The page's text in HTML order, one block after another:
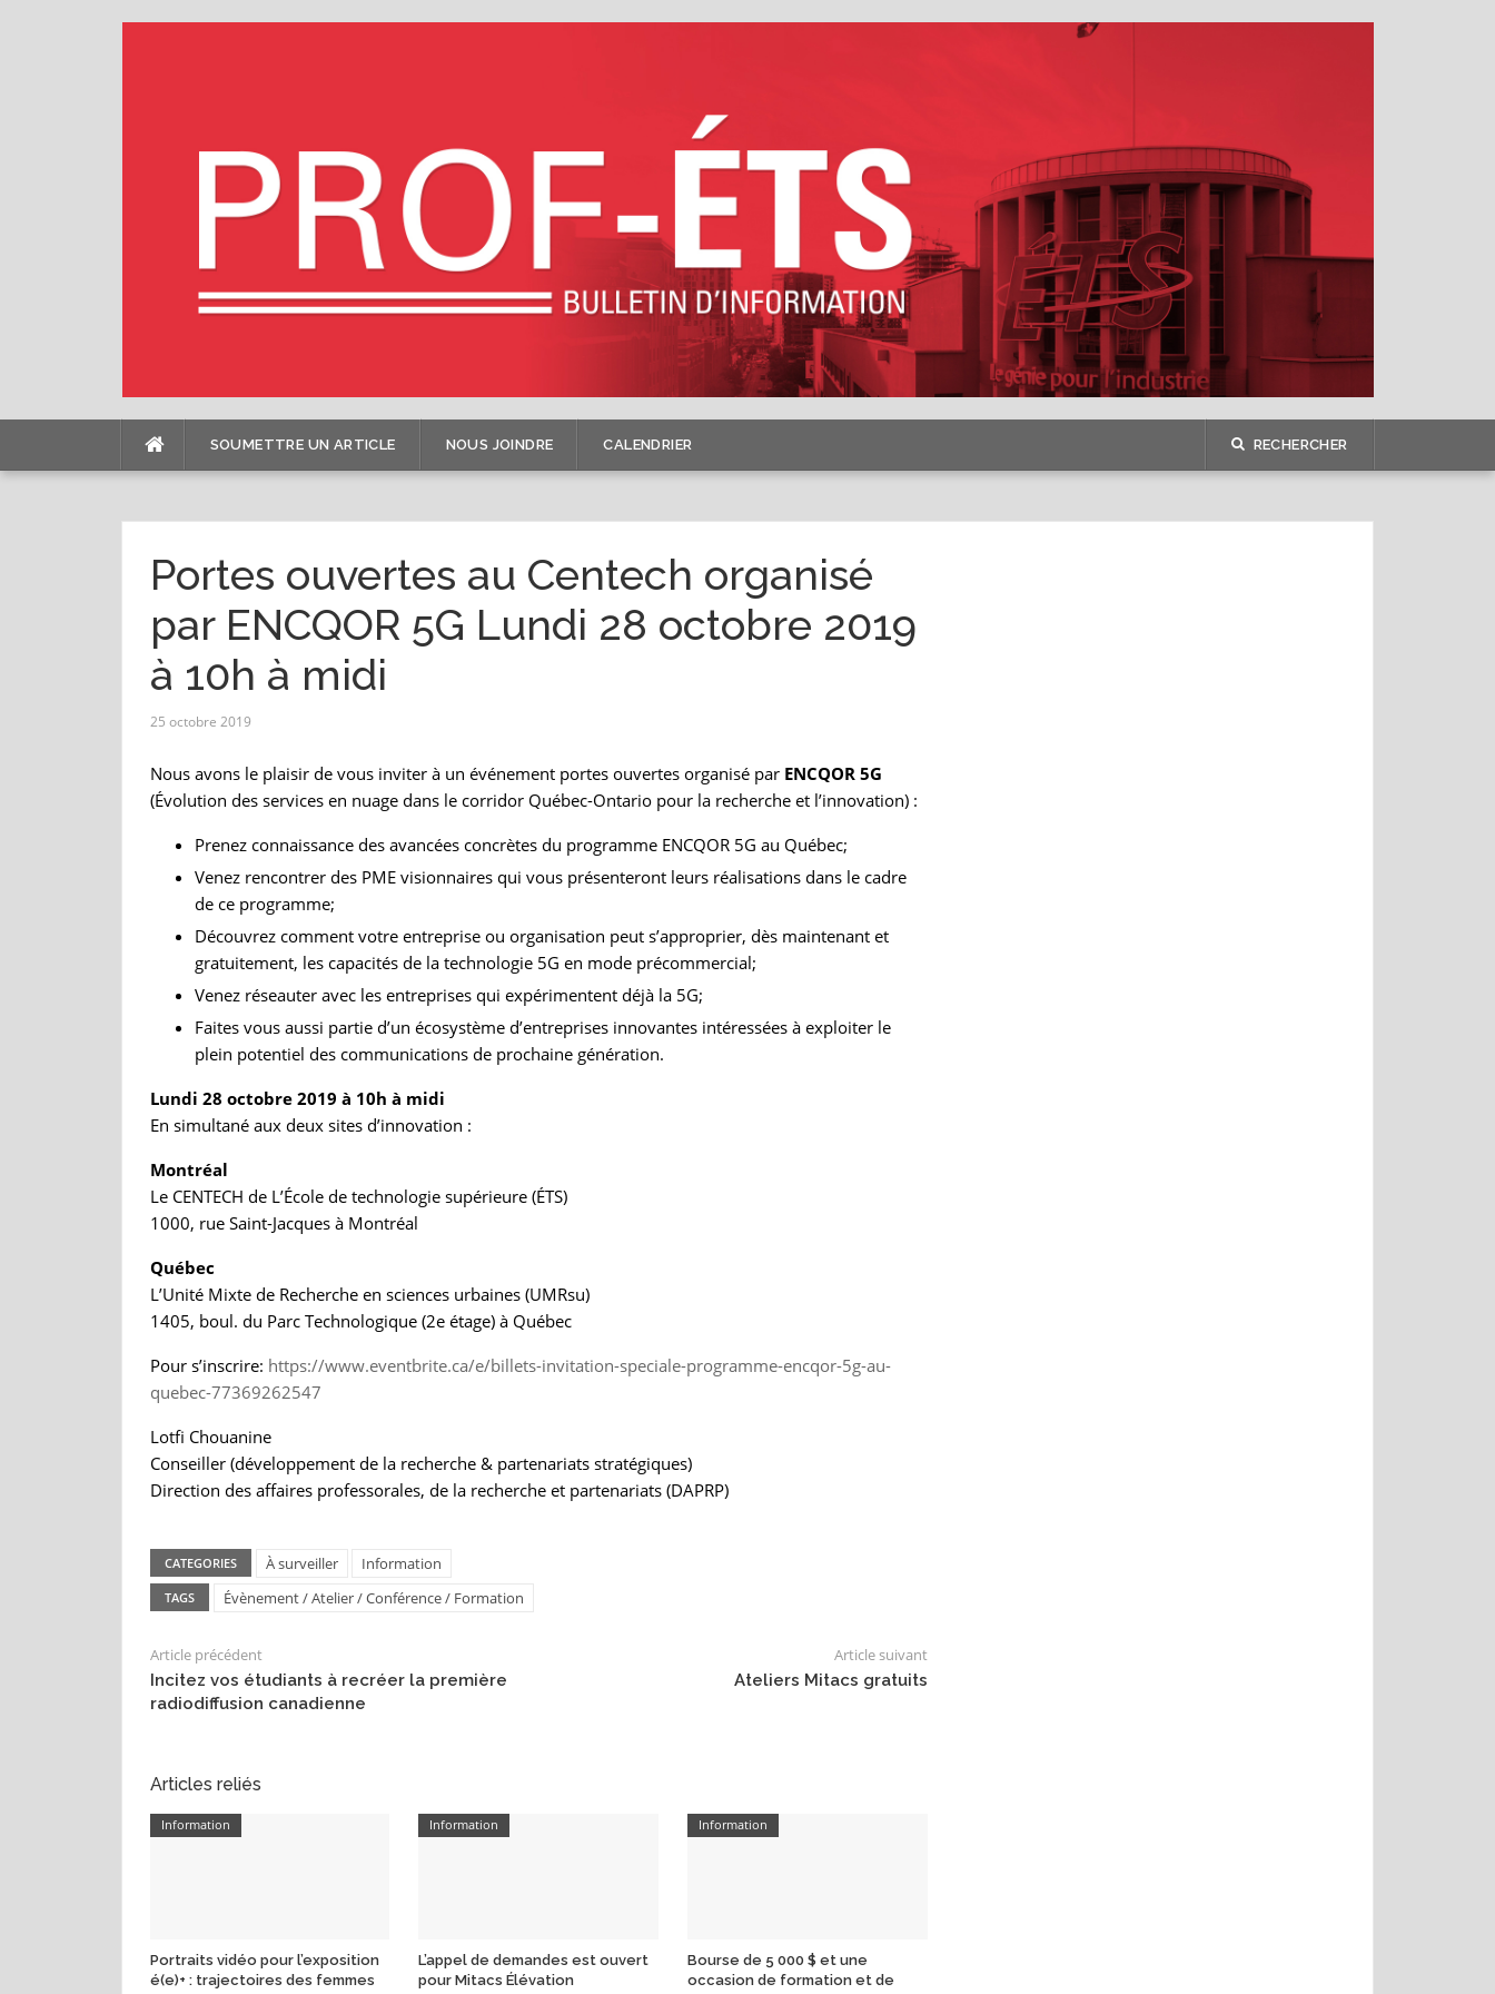
SOUMETTRE UN ARTICLE NOUS JOINDRE CALENDRIER RECHERCHER
Portes ouvertes au Centech organisé
par ENCQOR 5G Lundi 28 octobre 2019
à 10h à midi
25 octobre 2019
Nous avons le plaisir de vous inviter à un événement portes ouvertes organisé par ENCQOR 5G
(Évolution des services en nuage dans le corridor Québec-Ontario pour la recherche et l’innovation) :
Prenez connaissance des avancées concrètes du programme ENCQOR 5G au Québec;
Venez rencontrer des PME visionnaires qui vous présenteront leurs réalisations dans le cadre
de ce programme;
Découvrez comment votre entreprise ou organisation peut s’approprier, dès maintenant et
gratuitement, les capacités de la technologie 5G en mode précommercial;
Venez réseauter avec les entreprises qui expérimentent déjà la 5G;
Faites vous aussi partie d’un écosystème d’entreprises innovantes intéressées à exploiter le
plein potentiel des communications de prochaine génération.
Lundi 28 octobre 2019 à 10h à midi
En simultané aux deux sites d’innovation :
Montréal
Le CENTECH de L’École de technologie supérieure (ÉTS)
1000, rue Saint-Jacques à Montréal
Québec
L’Unité Mixte de Recherche en sciences urbaines (UMRsu)
1405, boul. du Parc Technologique (2e étage) à Québec
Pour s’inscrire: https://www.eventbrite.ca/e/billets-invitation-speciale-programme-encqor-5g-au-
quebec-77369262547
Lotfi Chouanine
Conseiller (développement de la recherche & partenariats stratégiques)
Direction des affaires professorales, de la recherche et partenariats (DAPRP)
CATEGORIES À surveiller Information
TAGS Évènement / Atelier / Conférence / Formation
Article précédent
Incitez vos étudiants à recréer la première
radiodiffusion canadienne
Article suivant
Ateliers Mitacs gratuits
Articles reliés
Information
Portraits vidéo pour l’exposition
é(e)+ : trajectoires des femmes
Information
L’appel de demandes est ouvert
pour Mitacs Élévation
Information
Bourse de 5 000 $ et une
occasion de formation et de